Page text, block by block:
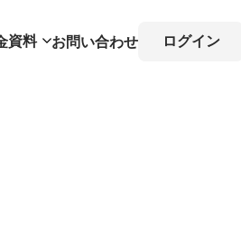
資料 お問い合わせ ログイン